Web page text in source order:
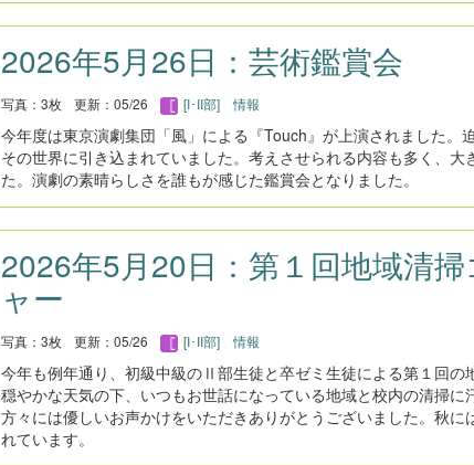
2026年5月26日：芸術鑑賞会
写真：3枚 更新：05/26 [I･II部] 情報
今年度は東京演劇集団「風」による『Touch』が上演されました。
その世界に引き込まれていました。考えさせられる内容も多く、大
た。演劇の素晴らしさを誰もが感じた鑑賞会となりました。
2026年5月20日：第１回地域清
ャー
写真：3枚 更新：05/26 [I･II部] 情報
今年も例年通り、初級中級のⅡ部生徒と卒ゼミ生徒による第１回の
穏やかな天気の下、いつもお世話になっている地域と校内の清掃に
方々には優しいお声かけをいただきありがとうございました。秋に
れています。